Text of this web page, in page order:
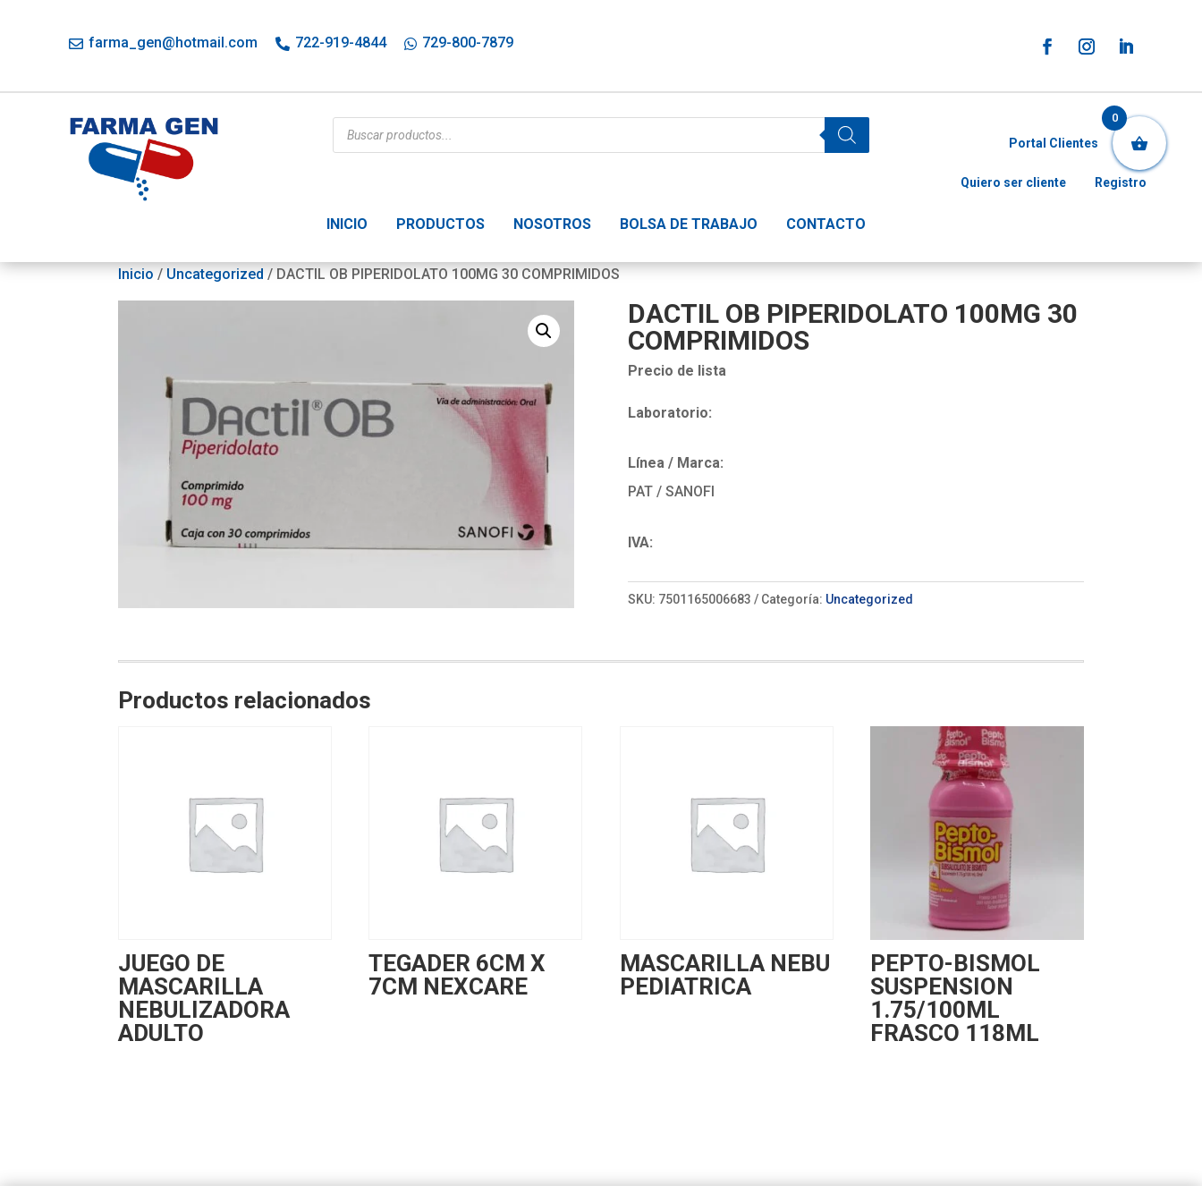
farma_gen@hotmail.com 722-919-4844 729-800-7879
Búsqueda
de
productos
INICIO PRODUCTOS NOSOTROS BOLSA DE TRABAJO CONTACTO
Portal Clientes
Quiero ser cliente Registro
Inicio / Uncategorized / DACTIL OB PIPERIDOLATO 100MG 30 COMPRIMIDOS
DACTIL OB PIPERIDOLATO 100MG 30
COMPRIMIDOS
Precio de lista
Laboratorio:
Línea / Marca:
PAT / SANOFI
IVA:
SKU: 7501165006683 Categoría: Uncategorized
Productos relacionados
JUEGO DE
MASCARILLA
NEBULIZADORA
ADULTO
TEGADER 6CM X
7CM NEXCARE
MASCARILLA NEBU
PEDIATRICA
PEPTO-BISMOL
SUSPENSION
1.75/100ML
FRASCO 118ML
0